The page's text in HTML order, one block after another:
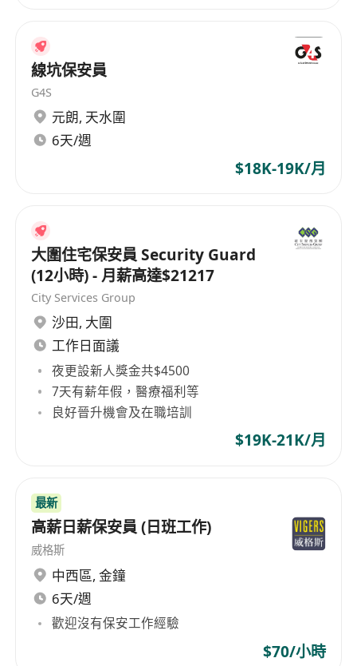
線坑保安員
G4S
元朗, 天水圍
6天/週
$18K-19K/月
大圍住宅保安員 Security Guard
(12小時) - 月薪高達$21217
City Services Group
沙田, 大圍
工作日面議
夜更設新人獎金共$4500
7天有薪年假，醫療福利等
良好晉升機會及在職培訓
$19K-21K/月
最新
高薪日薪保安員 (日班工作)
威格斯
中西區, 金鐘
6天/週
歡迎沒有保安工作經驗
$70/小時